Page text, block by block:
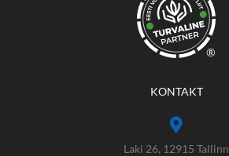
®
KONTAKT
Laki 26, 12915 Tallinn